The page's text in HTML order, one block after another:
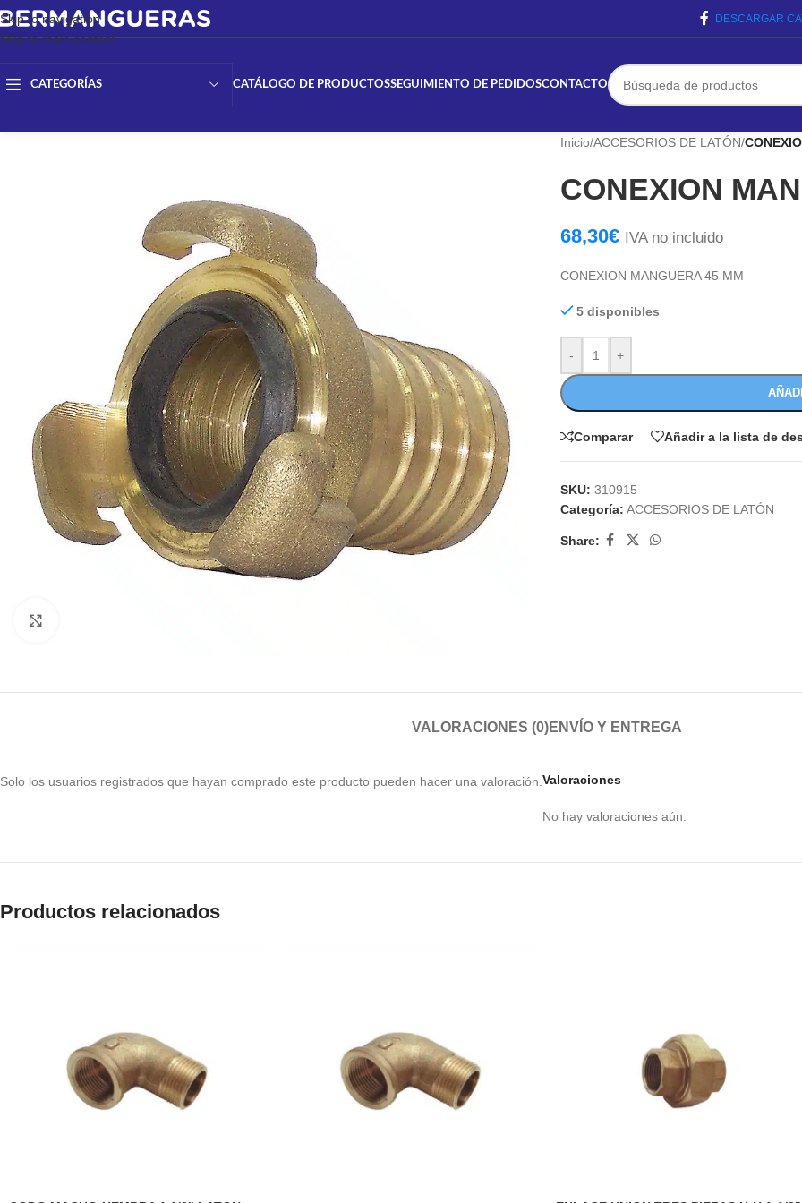
Skip to navigation
Skip to main content
DESCARGAR
CATEGORÍAS CATÁLOGO DE PRODUCTOSSEGUIMIENTO DE PEDIDOSCONTACTO
Inicio/ACCESORIOS DE LATÓN/
CONEXION
68,30€ IVA no incluido
CONEXION MANGUERA 45 MM
5 disponibles
- +
Comparar Añadir a la lista de
SKU: 310915
Categoría: ACCESORIOS DE LATÓN
Share:
VALORACIONES (0)ENVÍO Y ENTREGA
Valoraciones
No hay valoraciones aún.
Solo los usuarios registrados que hayan comprado este producto pueden hacer una valoración.
Productos relacionados